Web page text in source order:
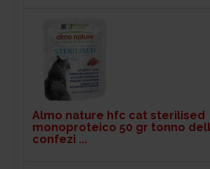
Almo nature hfc cat sterilised
monoproteico 50 gr tonno
confezi ...